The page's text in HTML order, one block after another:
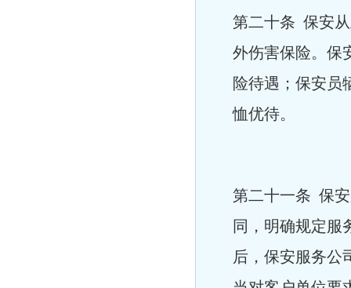
第二十条 保安
外伤害保险。保
险待遇；保安员
恤优待。
第二十一条 保
同，明确规定服
后，保安服务公